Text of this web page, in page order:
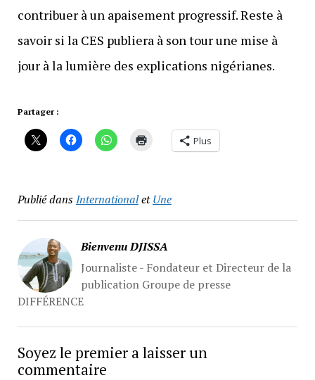
contribuer à un apaisement progressif. Reste à
savoir si la CES publiera à son tour une mise à
jour à la lumière des explications nigérianes.
Partager :
Plus
Publié dansInternationaletUne
Bienvenu DJISSA
Journaliste - Fondateur et Directeur de la
publication Groupe de presse
DIFFÉRENCE
Soyez le premier a laisser un
commentaire